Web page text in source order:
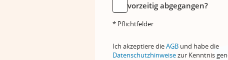
vorzeitig abgegangen?
* Pflichtfelder
Ich akzeptiere dieAGB und habe die
Datenschutzhinweisezur Kenntnis